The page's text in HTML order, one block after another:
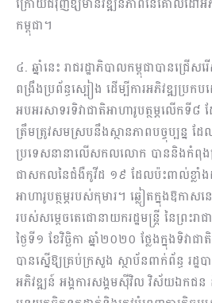
កម្ពុជា។
៤. ឆ្នាំនេះ រាជរដ្ឋាភិបាលកម្ពុជាបានជ្រើ
ពង្រឹងប្រព័ន្ធស្បៀង ដើម្បីការអភិវឌ្ឍប្រក
អបអរសាទរទិវាជាតិអាហារូបត្ថម្ភលើកទី៨
ត្រឹមត្រូវសមស្របនឹងស្ថានភាពបច្ចុប្បន្ន ដ
ប្រទេសនានាលើសកលលោក បាននិងកំពុង
ជាសកលនៃជំងឺកូវីដ ១៩ ដែលប៉ះពាល់ខ្ល
អាហារូបត្ថម្ភរបស់កុមារ។ ឆ្លៀតក្នុងឱកាស
របស់សម្តេចតេជោនាយករដ្ឋមន្រ្តី នៃព្រះរ
ថ្ងៃទី១ ខែវិច្ឆិកា ឆ្នាំ២០២០ ថ្លែងក្នុងទិវា
បានស្នើឱ្យគ្រប់ក្រសួង ស្ថាប័នពាក់ព័ន្ធ រដ្ឋ
អភិវឌ្ឍន៍ អង្គការសង្គមស៊ីវិល វិស័យឯកជន